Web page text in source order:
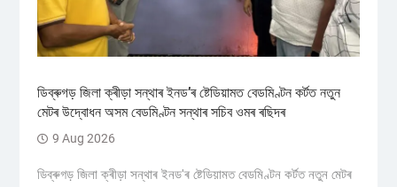
ডিব্ৰুগড় জিলা ক্ৰীড়া সন্থাৰ ইনড’ৰ ষ্টেডিয়ামত বেডমিণ্টন কৰ্টত নতুন
মেটৰ উদ্বোধন অসম বেডমিণ্টন সন্থাৰ সচিব ওমৰ ৰছিদৰ
9 Aug 2026
ডিব্ৰুগড় জিলা ক্ৰীড়া সন্থাৰ ইনড'ৰ ষ্টেডিয়ামত বেডমিণ্টন কৰ্টত নতুন মেটৰ